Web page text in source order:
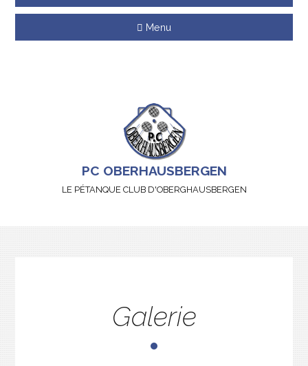
Menu
PC OBERHAUSBERGEN
LE PÉTANQUE CLUB D'OBERGHAUSBERGEN
Galerie